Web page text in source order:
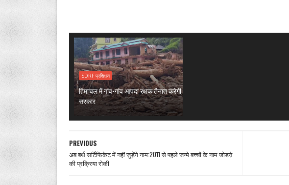
SDRF प्रशिक्षण
हिमाचल में गांव-गांव आपदा रक्षक तैनात करेगी
सरकार
PREVIOUS
अब बर्थ सर्टिफिकेट में नहीं जुड़ेंगे नाम:2011 से पहले जन्मे बच्चों के नाम जोडऩे
की प्रक्रिया रोकी